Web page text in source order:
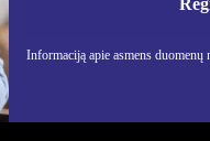
Informaciją apie asmens duomenų
- RETHINK NEW.